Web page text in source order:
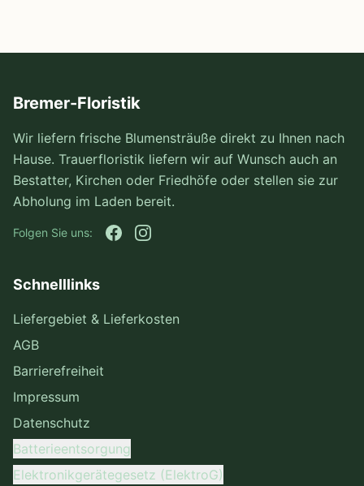
Bremer-Floristik
Wir liefern frische Blumensträuße direkt zu Ihnen nach
Hause. Trauerfloristik liefern wir auf Wunsch auch an
Bestatter, Kirchen oder Friedhöfe oder stellen sie zur
Abholung im Laden bereit.
Folgen Sie uns:
Schnelllinks
Liefergebiet & Lieferkosten
AGB
Barrierefreiheit
Impressum
Datenschutz
Batterieentsorgung
Elektronikgerätegesetz (ElektroG)